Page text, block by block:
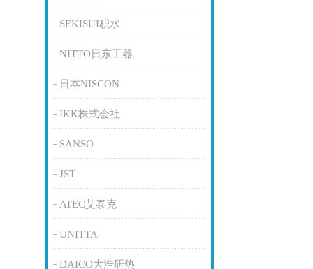
SEKISUI积水
NITTO日东工器
日本NISCON
IKK株式会社
SANSO
JST
ATEC艾泰克
UNITTA
DAICO大浩研热